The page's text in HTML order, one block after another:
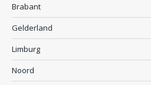
Brabant
Gelderland
Limburg
Noord